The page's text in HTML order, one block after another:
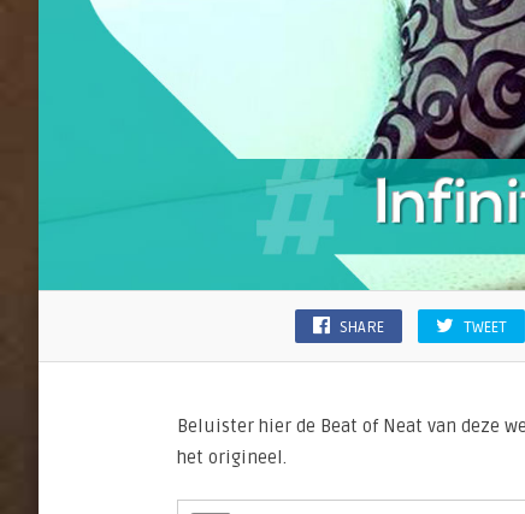
SHARE TWEET
Beluister hier de Beat of Neat van deze
het origineel.